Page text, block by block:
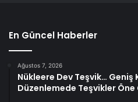
En Güncel Haberler
Ağustos 7, 2026
Nükleere Dev Teşvik… Geniş
Düzenlemede Teşvikler Öne